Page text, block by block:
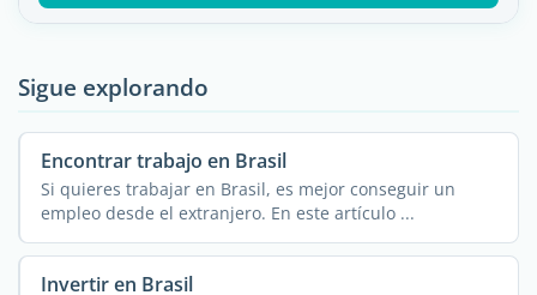
Sigue explorando
Encontrar trabajo en Brasil
Si quieres trabajar en Brasil, es mejor conseguir un
empleo desde el extranjero. En este artículo ...
Invertir en Brasil